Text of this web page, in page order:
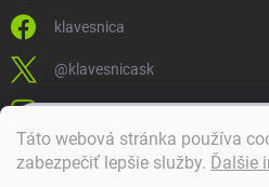
Táto webová stránka používa
zabezpečiť lepšie služby. Ďalšie
klavesnica
@klavesnicask
klavesnica_sk
Dobrý deň! 👋 Pomôžem vám nájsť